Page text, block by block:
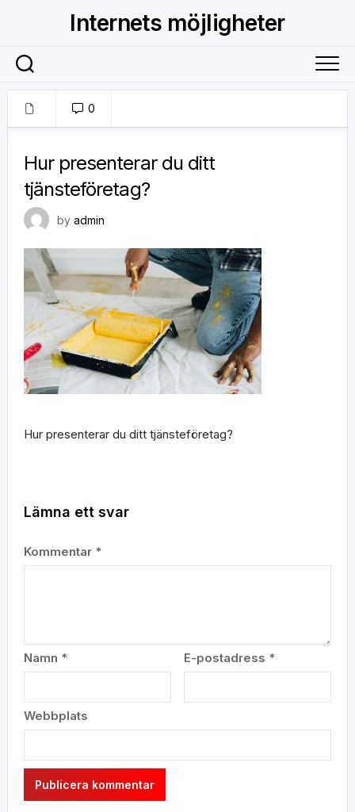
Internets möjligheter
0
Hur presenterar du ditt
tjänsteföretag?
by admin
Hur presenterar du ditt tjänsteföretag?
Lämna ett svar
Kommentar *
Namn * E-postadress *
Webbplats